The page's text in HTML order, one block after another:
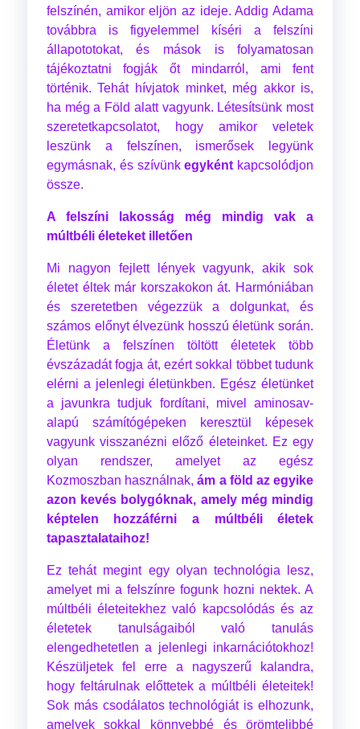
felszínén, amikor eljön az ideje. Addig Adama
továbbra is figyelemmel kíséri a felszíni
állapototokat, és mások is folyamatosan
tájékoztatni fogják őt mindarról, ami fent
történik. Tehát hívjatok minket, még akkor is,
ha még a Föld alatt vagyunk. Létesítsünk most
szeretetkapcsolatot, hogy amikor veletek
leszünk a felszínen, ismerősek legyünk
egymásnak, és szívünkegyként kapcsolódjon
össze.
A felszíni lakosság még mindig vak a
múltbéli életeket illetően
Mi nagyon fejlett lények vagyunk, akik sok
életet éltek már korszakokon át. Harmóniában
és szeretetben végezzük a dolgunkat, és
számos előnyt élvezünk hosszú életünk során.
Életünk a felszínen töltött életetek több
évszázadát fogja át, ezért sokkal többet tudunk
elérni a jelenlegi életünkben. Egész életünket
a javunkra tudjuk fordítani, mivel aminosav-
alapú számítógépeken keresztül képesek
vagyunk visszanézni előző életeinket. Ez egy
olyan rendszer, amelyet az egész
Kozmoszban használnak,ám a föld az egyike
azon kevés bolygóknak, amely még mindig
képtelen hozzáférni a
múltbéli életek
tapasztalataihoz!
Ez tehát megint egy olyan technológia lesz,
amelyet mi a felszínre fogunk hozni nektek. A
múltbéli életeitekhez való kapcsolódás és az
életetek tanulságaiból való tanulás
elengedhetetlen a jelenlegi inkarnációtokhoz!
Készüljetek fel erre a nagyszerű kalandra,
hogy feltárulnak előttetek a múltbéli életeitek!
Sok más csodálatos technológiát is elhozunk,
amelyek sokkal könnyebbé és örömtelibbé